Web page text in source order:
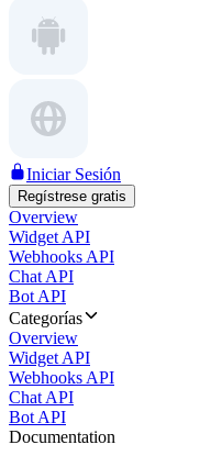
Iniciar Sesión
Regístrese gratis
Overview
Widget API
Webhooks API
Chat API
Bot API
Categorías
Overview
Widget API
Webhooks API
Chat API
Bot API
Documentation